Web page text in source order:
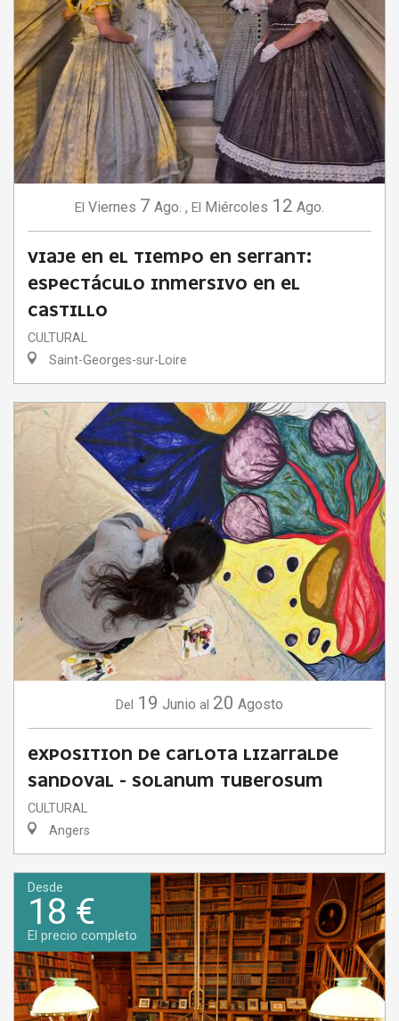
El Viernes 7 Ago. , El Miércoles 12 Ago.
VIAJE EN EL TIEMPO EN SERRANT:
ESPECTÁCULO INMERSIVO EN EL
CASTILLO
CULTURAL
Saint-Georges-sur-Loire
Del 19 Junio al 20 Agosto
EXPOSITION DE CARLOTA LIZARRALDE
SANDOVAL - SOLANUM TUBEROSUM
CULTURAL
Angers
Desde
18 €
El precio completo